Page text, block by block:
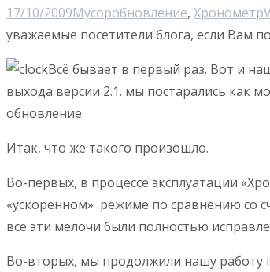
17/10/2009Мусоробновление, Хронометр
уважаемые посетители блога, если Вам
Всё бывает в первый раз. Вот и
выхода версии 2.1. мы постарались как
обновление.
Итак, что же такого произошло.
Во-первых, в процессе эксплуатации
«ускоренном» режиме по сравнению со
все эти мелочи были полностью
Во-вторых, мы продолжили нашу работу